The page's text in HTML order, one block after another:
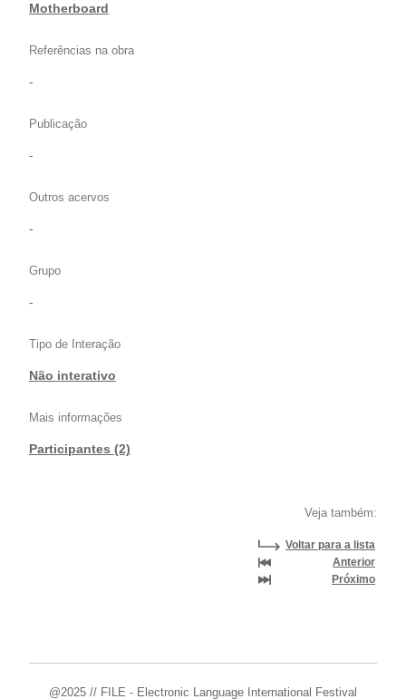
Motherboard
Referências na obra
-
Publicação
-
Outros acervos
-
Grupo
-
Tipo de Interação
Não interativo
Mais informações
Participantes (2)
Veja também:
Voltar para a lista
Anterior
Próximo
@2025 // FILE - Electronic Language International Festival